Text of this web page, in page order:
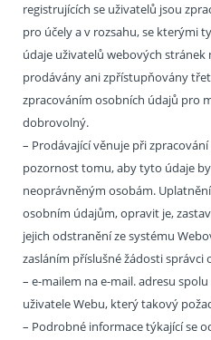
registrujících se uživatelů jsou
pro účely a v rozsahu, se kterými
údaje uživatelů webových
prodávány ani zpřístupňovány
zpracováním osobních údajů pro
dobrovolný.
– Prodávající věnuje při
pozornost tomu, aby tyto údaje
neoprávněným osobám.
osobním údajům, opravit je,
jejich odstranění ze systému
zasláním příslušné žádosti
– e-mailem na e-mail. adresu
uživatele Webu, který takový
– Podrobné informace týkající se